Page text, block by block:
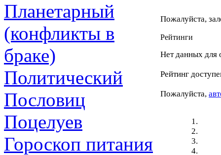
Планетарный
(конфликты в
браке)
Политический
Пословиц
Поцелуев
Гороскоп питания
Пожалуйста,
Рейтинги
Нет данных для
Рейтинг
Пожалуйста,